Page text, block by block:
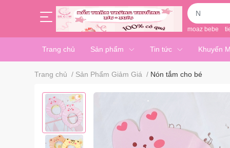
moaz bebe
Trang chủ Sản phẩm Tin tức Khuyến
Trang chủ / Sản Phẩm Giảm Giá / Nón tắm cho bé